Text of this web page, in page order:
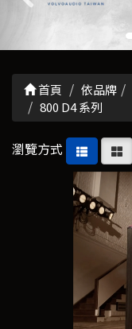
首頁 依品牌
800 D4 系列
瀏覽方式